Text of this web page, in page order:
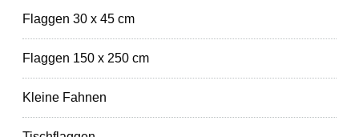
Flaggen 30 x 45 cm
Flaggen 150 x 250 cm
Kleine Fahnen